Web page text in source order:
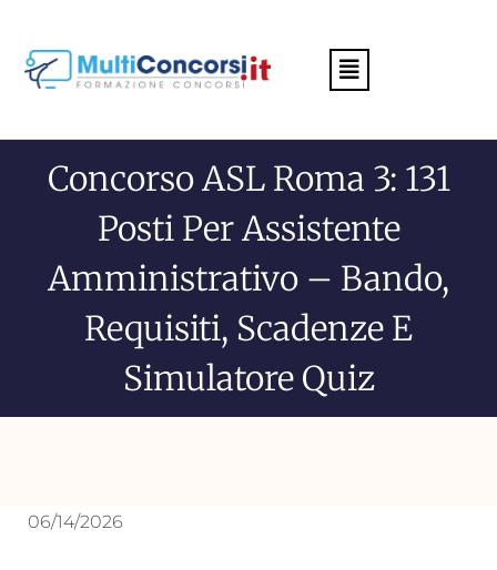
Menu
Concorso ASL Roma 3: 131
Posti Per Assistente
Amministrativo – Bando,
Requisiti, Scadenze E
Simulatore Quiz
06/14/2026